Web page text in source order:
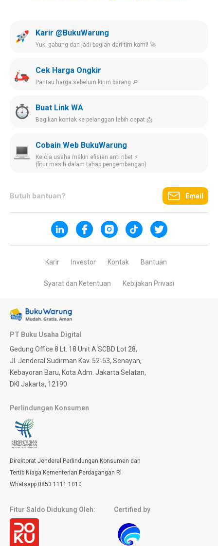
Karir @BukuWarung
Yuk, gabung dan jadi bagian dari tim kami! 🚀
Cek Harga Ongkir
Pantau harga sebelum kirim barang 🔎
Buat Link WA
Bagikan kontak ke pelanggan lebih cepat 📩
Cobain Web BukuWarung
Kelola usaha makin efisien anti ribet ⚡️
(fitur masih dalam tahap pengembangan)
Butuh bantuan? Email
Karir Investor Kontak Bantuan
Syarat dan Ketentuan Kebijakan Privasi
PT Buku Usaha Digital
Gedung Office 8 Lt. 18 Unit A SCBD Lot 28,
Jl. Jenderal Sudirman Kav. 52-53, Senayan,
Kebayoran Baru, Kota Adm. Jakarta Selatan,
DKI Jakarta, 12190
Perlindungan Konsumen
Direktorat Jenderal Perlindungan Konsumen dan
Tertib Niaga Kementerian Perdagangan RI
Whatsapp 0853 1111 1010
Fitur Saldo Didukung Oleh: Certified by